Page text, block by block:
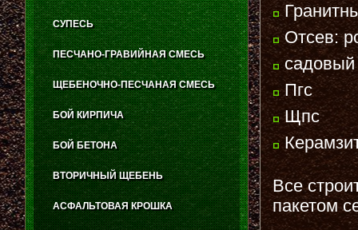
Отсев:
Пгс
Щпс
Все
пакетом
СУПЕСЬ
ПЕСЧАНО-ГРАВИЙНАЯ СМЕСЬ
ЩЕБЕНОЧНО-ПЕСЧАНАЯ СМЕСЬ
БОЙ КИРПИЧА
БОЙ БЕТОНА
ВТОРИЧНЫЙ ЩЕБЕНЬ
АСФАЛЬТОВАЯ КРОШКА